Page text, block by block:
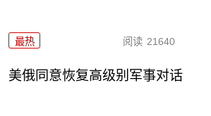
最热 阅读 21640
美俄同意恢复高级别军事对话